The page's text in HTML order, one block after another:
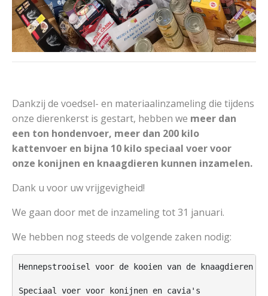
Dankzij de voedsel- en materiaalinzameling die tijdens
onze dierenkerst is gestart, hebben we meer dan
een ton hondenvoer, meer dan 200 kilo
kattenvoer en bijna 10 kilo speciaal voer voor
onze konijnen en knaagdieren kunnen inzamelen.
Dank u voor uw vrijgevigheid!
We gaan door met de inzameling tot 31 januari.
We hebben nog steeds de volgende zaken nodig:
Hennepstrooisel voor de kooien van de knaagdieren
Speciaal voer voor konijnen en cavia's